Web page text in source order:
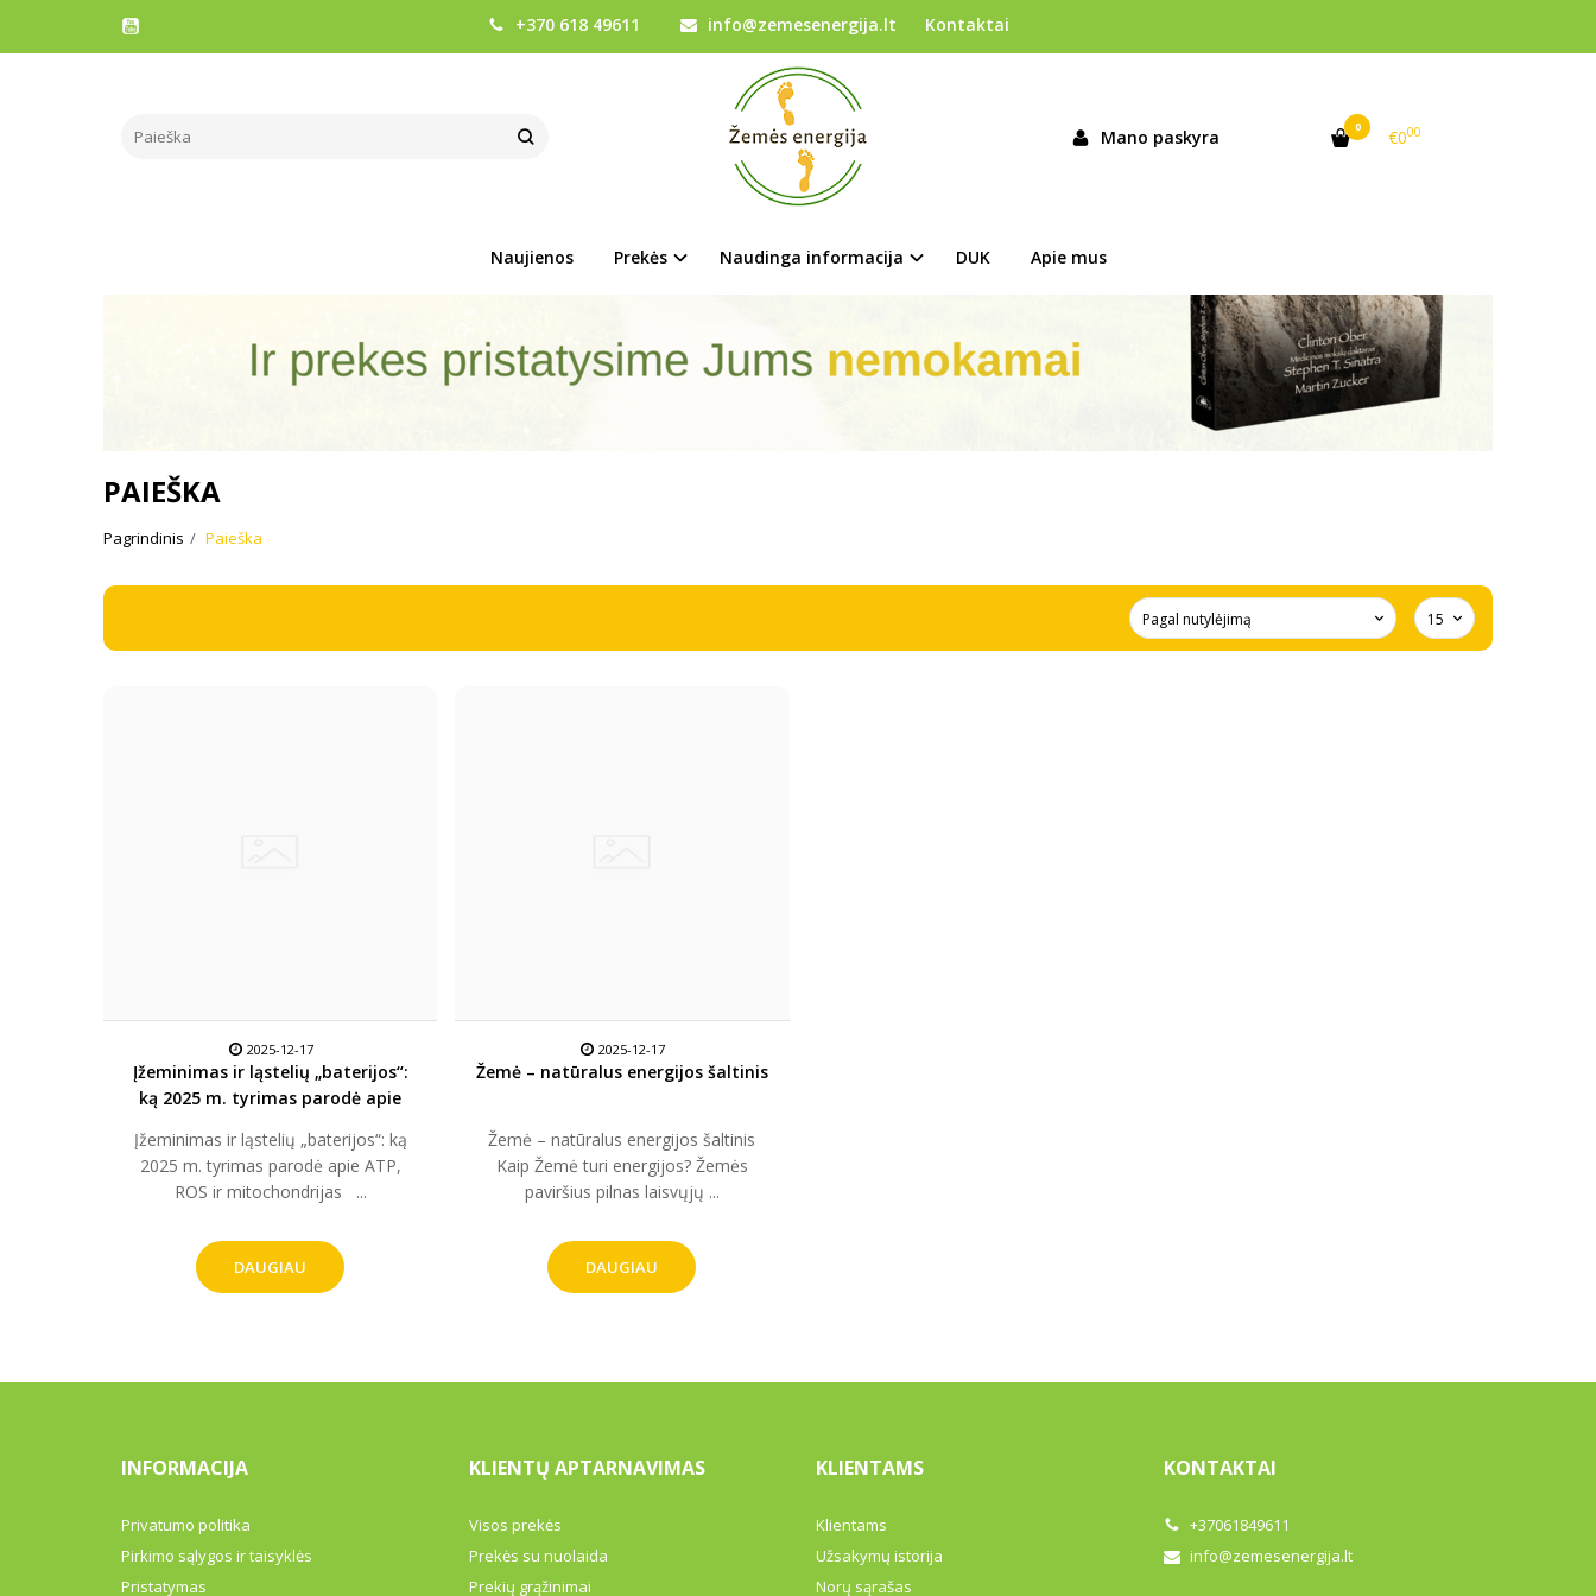
+370 618 49611 info@zemesenergija.lt Kontaktai
Mano paskyra 0 €000
Naujienos Prekės Naudinga informacija DUK Apie mus
PAIEŠKA
Pagrindinis Paieška
2025-12-17
Įžeminimas ir ląstelių „baterijos“:
ką 2025 m. tyrimas parodė apie
Įžeminimas ir ląstelių „baterijos“: ką
2025 m. tyrimas parodė apie ATP,
ROS ir mitochondrijas ...
DAUGIAU
2025-12-17
Žemė – natūralus energijos šaltinis
Žemė – natūralus energijos šaltinis
Kaip Žemė turi energijos? Žemės
paviršius pilnas laisvųjų ...
DAUGIAU
INFORMACIJA
Privatumo politika
Pirkimo sąlygos ir taisyklės
Pristatymas
KLIENTŲ APTARNAVIMAS
Visos prekės
Prekės su nuolaida
Prekių grąžinimai
KLIENTAMS
Klientams
Užsakymų istorija
Norų sąrašas
KONTAKTAI
+37061849611
info@zemesenergija.lt